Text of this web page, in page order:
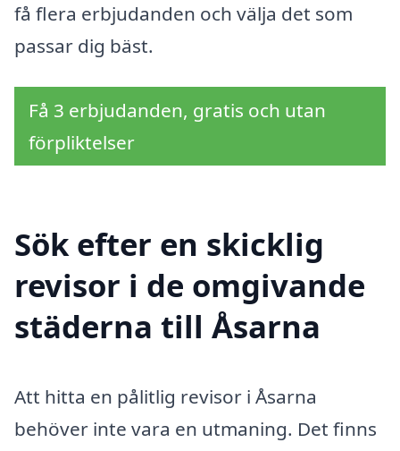
få flera erbjudanden och välja det som
passar dig bäst.
Få 3 erbjudanden, gratis och utan
förpliktelser
Sök efter en skicklig
revisor i de omgivande
städerna till Åsarna
Att hitta en pålitlig revisor i Åsarna
behöver inte vara en utmaning. Det finns